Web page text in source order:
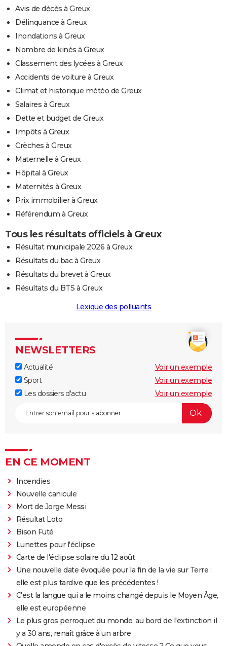
Avis de décès à Greux
Délinquance à Greux
Inondations à Greux
Nombre de kinés à Greux
Classement des lycées à Greux
Accidents de voiture à Greux
Climat et historique météo de Greux
Salaires à Greux
Dette et budget de Greux
Impôts à Greux
Crèches à Greux
Maternelle à Greux
Hôpital à Greux
Maternités à Greux
Prix immobilier à Greux
Référendum à Greux
Tous les résultats officiels à Greux
Résultat municipale 2026 à Greux
Résultats du bac à Greux
Résultats du brevet à Greux
Résultats du BTS à Greux
Lexique des polluants
NEWSLETTERS
Actualité
Voir un exemple
Sport
Voir un exemple
Les dossiers d'actu
Voir un exemple
EN CE MOMENT
Incendies
Nouvelle canicule
Mort de Jorge Messi
Résultat Loto
Bison Futé
Lunettes pour l'éclipse
Carte de l'éclipse solaire du 12 août
Une nouvelle date évoquée pour la fin de la vie sur Terre :
elle est plus tardive que les précédentes !
C'est la langue qui a le moins changé depuis le Moyen Âge,
elle est européenne
Le plus gros perroquet du monde, au bord de l'extinction il
y a 30 ans, renaît grâce à un arbre